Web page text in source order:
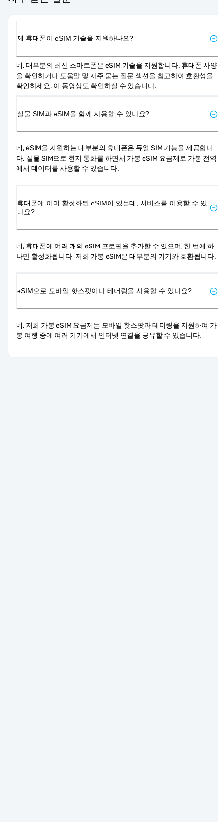
제 휴대폰이 eSIM 기술을 지원하나요?
네, 대부분의 최신 스마트폰은 eSIM 기술을 지원합니다. 휴대폰 사양
을 확인하거나 도움말 및 자주 묻는 질문 섹션을 참고하여 호환성을
확인하세요. 이 동영상도 확인하실 수 있습니다.
실물 SIM과 eSIM을 함께 사용할 수 있나요?
네, eSIM을 지원하는 대부분의 휴대폰은 듀얼 SIM 기능을 제공합니
다. 실물 SIM으로 현지 통화를 하면서 가봉 eSIM 요금제로 가봉 전역
에서 데이터를 사용할 수 있습니다.
휴대폰에 이미 활성화된 eSIM이 있는데, 서비스를 이용할 수 있
나요?
네, 휴대폰에 여러 개의 eSIM 프로필을 추가할 수 있으며, 한 번에 하
나만 활성화됩니다. 저희 가봉 eSIM은 대부분의 기기와 호환됩니다.
eSIM으로 모바일 핫스팟이나 테더링을 사용할 수 있나요?
네, 저희 가봉 eSIM 요금제는 모바일 핫스팟과 테더링을 지원하여 가
봉 여행 중에 여러 기기에서 인터넷 연결을 공유할 수 있습니다.